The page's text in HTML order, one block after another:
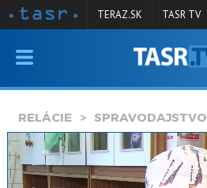
VYSIELANIE
SPRAVODAJSTVO
KONTAKT
TERAZ.SK TASR TV
RELÁCIE SPRAVODAJSTVO